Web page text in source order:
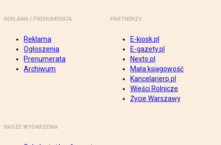
REKLAMA I PRENUMERATA
Reklama
Ogłoszenia
Prenumerata
Archiwum
PARTNERZY
E-kiosk.pl
E-gazety.pl
Nexto.pl
Mała księgowość
Kancelarierp.pl
Wieści Rolnicze
Życie Warszawy
NASZE WYDARZENIA